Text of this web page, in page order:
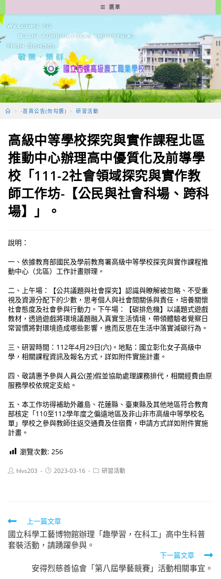
轉
至
要
容
選單
> -首頁公告(勿勾選) > 研習活動
高級中等學校探究與實作課程北區
推動中心辦理高中優質化及前導學
校「111-2社會領域探究與實作教
師工作坊-【公民與社會科場、跨科
場】」。
說明：
一、依據教育部國民及學前教育署高級中等學校探究與實作課程推
動中心（北區）工作計畫辦理。
二、上午場：【公共議題與社會探究】認識與瞭解被忽略、不受重
視及資源分配下的少數，思考個人與社會間關係與責任，培養關懷
社會態度及社會參與行動力。下午場：【碳排危機】以議題式遊戲
教材，透過遊戲將環境議題融入真實生活情境，帶領體驗者覺察日
常習慣將對環境造成哪些影響，進而反思在生活中落實減碳行為。
三、研習時間：112年4月29日(六)。地點：國立彰化女子高級中
學，相關課程資訊及報名方式，詳如附件實施計畫。
四、敬請惠予參與人員公(差)假並協助處理課務排代，相關經費由原
服務學校依規定支給。
五、本工作坊得補助外離島、花蓮縣、臺東縣及其他地區符合教育
部核定「110至112學年度之偏遠地區及非山非市高級中等學校名
單」學校之參與教師往返交通費及住宿費，申請方式詳如附件實施
計畫。
瀏覽次數: 256
Posthlvs203
Post2023-03-16
Post研習活動
Read
more
articles
上一篇文章
國立科學工藝博物館辦理「趣學習，在科工」高中生科普
套裝活動，請踴躍參與。
下一篇文章
安得烈慈善協會「第八屆學藝競賽」活動相關事宜。